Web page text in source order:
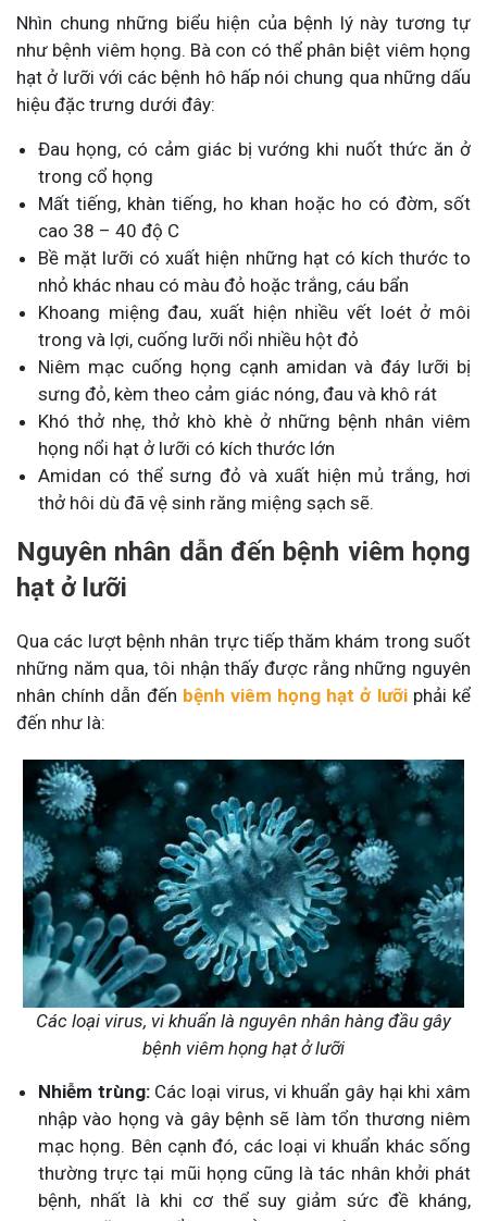
Nhìn chung những biểu hiện của bệnh lý này tương tự
như bệnh viêm họng. Bà con có thể phân biệt viêm họng
hạt ở lưỡi với các bệnh hô hấp nói chung qua những dấu
hiệu đặc trưng dưới đây:
Đau họng, có cảm giác bị vướng khi nuốt thức ăn ở
trong cổ họng
Mất tiếng, khàn tiếng, ho khan hoặc ho có đờm, sốt
cao 38 – 40 độ C
Bề mặt lưỡi có xuất hiện những hạt có kích thước to
nhỏ khác nhau có màu đỏ hoặc trắng, cáu bẩn
Khoang miệng đau, xuất hiện nhiều vết loét ở môi
trong và lợi, cuống lưỡi nổi nhiều hột đỏ
Niêm mạc cuống họng cạnh amidan và đáy lưỡi bị
sưng đỏ, kèm theo cảm giác nóng, đau và khô rát
Khó thở nhẹ, thở khò khè ở những bệnh nhân viêm
họng nổi hạt ở lưỡi có kích thước lớn
Amidan có thể sưng đỏ và xuất hiện mủ trắng, hơi
thở hôi dù đã vệ sinh răng miệng sạch sẽ.
Nguyên nhân dẫn đến bệnh viêm họng
hạt ở lưỡi
Qua các lượt bệnh nhân trực tiếp thăm khám trong suốt
những năm qua, tôi nhận thấy được rằng những nguyên
nhân chính dẫn đến bệnh viêm họng hạt ở lưỡiphải kể
đến như là:
Các loại virus, vi khuẩn là nguyên nhân hàng đầu gây
bệnh viêm họng hạt ở lưỡi
Nhiễm trùng:Các loại virus, vi khuẩn gây hại khi xâm
nhập vào họng và gây bệnh sẽ làm tổn thương niêm
mạc họng. Bên cạnh đó, các loại vi khuẩn khác sống
thường trực tại mũi họng cũng là tác nhân khởi phát
bệnh, nhất là khi cơ thể suy giảm sức đề kháng,